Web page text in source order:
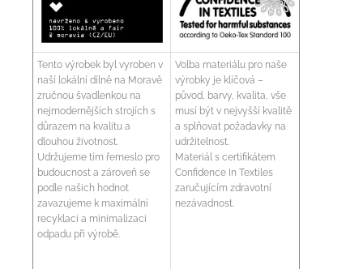
Tento výrobek byl vyroben v
naší lokální dílně na Moravě
zručnou švadlenkou na
nejmodernějších strojích s
důrazem na kvalitu a
dlouhou životnost.
Udržujeme tím řemeslo pro
budoucnost a zároveň se
podle našich hodnot
zavazujeme k maximální
recyklaci a minimalizaci
odpadu při výrobě.
Volba materiálu pro naše
výrobky je klíčová –
původ, barvy, kvalita, vše
musí být v nejvyšší kvalitě
a splňovat požadavky na
udržitelnost.
Materiál s certifikátem
Confidence In Textiles
zaručujícím zdravotní
nezávadnost.